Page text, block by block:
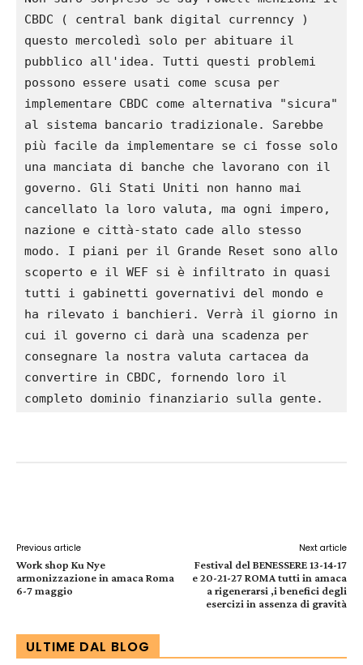
CBDC ( central bank digital currenncy )
questo mercoledì solo per abituare il
pubblico all'idea. Tutti questi problemi
possono essere usati come scusa per
implementare CBDC come alternativa "sicura"
al sistema bancario tradizionale. Sarebbe
più facile da implementare se ci fosse solo
una manciata di banche che lavorano con il
governo. Gli Stati Uniti non hanno mai
cancellato la loro valuta, ma ogni impero,
nazione e città-stato cade allo stesso
modo. I piani per il Grande Reset sono allo
scoperto e il WEF si è infiltrato in quasi
tutti i gabinetti governativi del mondo e
ha rilevato i banchieri. Verrà il giorno in
cui il governo ci darà una scadenza per
consegnare la nostra valuta cartacea da
convertire in CBDC, fornendo loro il
completo dominio finanziario sulla gente.
Previous article
Work shop Ku Nye
armonizzazione in amaca Roma
6-7 maggio
Next article
Festival del BENESSERE 13-14-17
e 20-21-27 ROMA tutti in amaca
a rigenerarsi ,i benefici degli
esercizi in assenza di gravità
ULTIME DAL BLOG